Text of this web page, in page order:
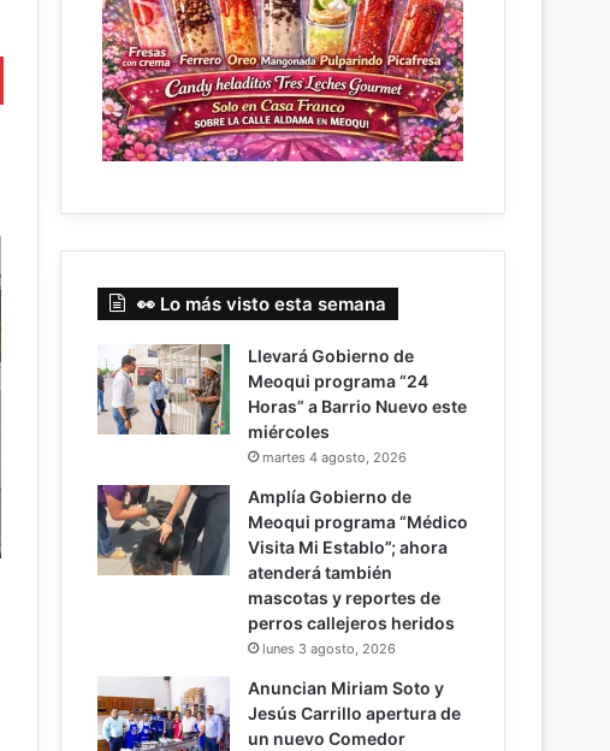
👀 Lo más visto esta semana
Llevará Gobierno de
Meoqui programa “24
Horas” a Barrio Nuevo este
miércoles
martes 4 agosto, 2026
Amplía Gobierno de
Meoqui programa “Médico
Visita Mi Establo”; ahora
atenderá también
mascotas y reportes de
perros callejeros heridos
lunes 3 agosto, 2026
Anuncian Miriam Soto y
Jesús Carrillo apertura de
un nuevo Comedor